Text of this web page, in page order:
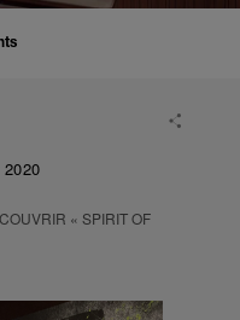
« SPIRIT OF